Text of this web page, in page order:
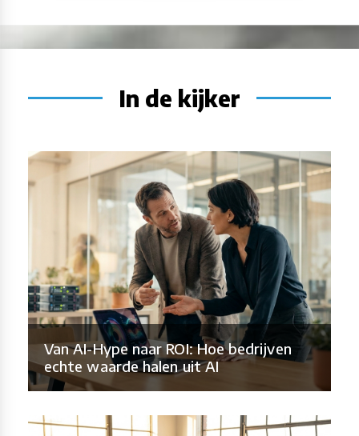
In de kijker
Van AI-Hype naar ROI: Hoe bedrijven
echte waarde halen uit AI